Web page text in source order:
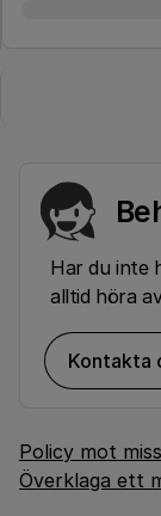
Har du inte
alltid höra
Kontakta
Policy mot
Överklaga ett